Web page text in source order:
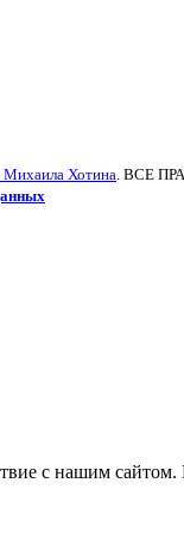
Михаила Хотина . ВСЕ
с нашим сайтом.